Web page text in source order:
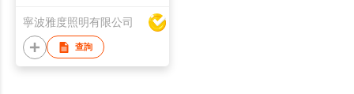
寧波雅度照明有限公司
查詢